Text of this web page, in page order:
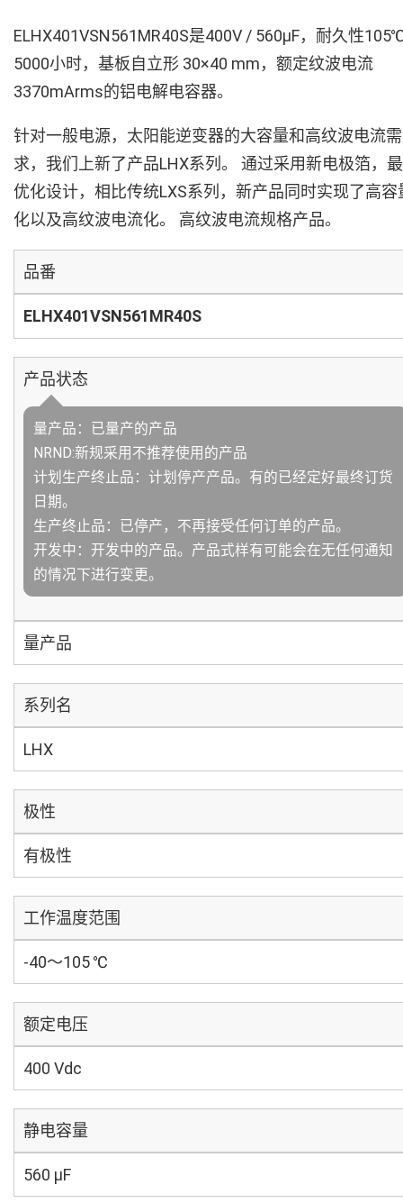
ELHX401VSN561MR40S是400V / 560µF，耐久性
5000小时，基板自立形 30×40 mm，额定纹波电流
3370mArms的铝电解电容器。
针对一般电源，太阳能逆变器的大容量和高纹波电流需
求，我们上新了产品LHX系列。 通过采用新电极箔，最
优化设计，相比传统LXS系列，新产品同时实现了高容
化以及高纹波电流化。 高纹波电流规格产品。
品番
ELHX401VSN561MR40S
产品状态
量产品：已量产的产品
NRND:新规采用不推荐使用的产品
计划生产终止品：计划停产产品。有的已经定好最终订货
日期。
生产终止品：已停产，不再接受任何订单的产品。
开发中：开发中的产品。产品式样有可能会在无任何通知
的情况下进行变更。
量产品
系列名
LHX
极性
有极性
工作温度范围
-40～105 ℃
额定电压
400 Vdc
静电容量
560 µF